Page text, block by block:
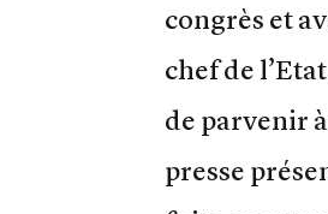
congrès et
chef de
de parvenir
presse